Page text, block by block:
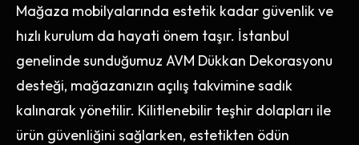
Mağaza mobilyalarında estetik kadar güvenlik ve
hızlı kurulum da hayati önem taşır. İstanbul
genelinde sunduğumuz AVM Dükkan Dekorasyonu
desteği, mağazanızın açılış takvimine sadık
kalınarak yönetilir. Kilitlenebilir teşhir dolapları ile
ürün güvenliğini sağlarken, estetikten ödün